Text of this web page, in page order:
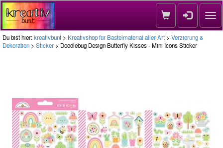
Du bist hier:kreativbunt > Kreativshop für Bastelmaterial aller Art > Verzierung &
Dekoration > Sticker > Doodlebug Design Butterfly Kisses - Mini Icons Sticker